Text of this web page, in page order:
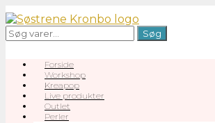
Gå
til
indhold
Søg
efter:
Søg
Forside
Workshop
Kreapop
Live produkter
Outlet
Perler